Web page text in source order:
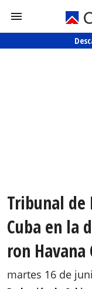
Tribunal de
Cuba en la
ron Havana
martes 16 de